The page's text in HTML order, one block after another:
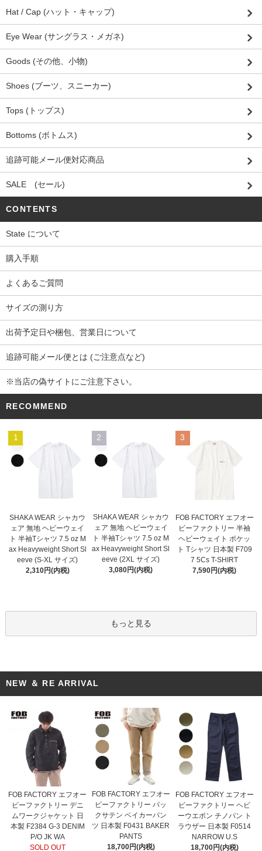
Hat / Cap (ハット・キャップ)
Eye Wear (サングラス・メガネ)
Goods (その他、小物)
Shoes (ブーツ、スニーカー)
Tops (トップス)
Bottoms (ボトムス)
追跡可能メール便対応商品
SALE (セール)
CONTENTS
State について
購入手順
よくあるご質問
サイズの測り方
出荷予定日や梱包、営業日について
追跡可能メール便とは (ご注意点など)
※当店の偽サイトにご注意下さい。
RECOMMEND
1
SHAKA WEAR シャカウ
ェア 無地 ヘビーウェイ
ト 半袖Tシャツ 7.5 oz M
ax Heavyweight Short Sl
eeve (S-XL サイズ)
2,310円(内税)
2
SHAKA WEAR シャカウ
ェア 無地 ヘビーウェイ
ト 半袖Tシャツ 7.5 oz M
ax Heavyweight Short Sl
eeve (2XL サイズ)
3,080円(内税)
3
FOB FACTORY エフオー
ビーファクトリー 半袖
ヘビーウェイト ポケッ
ト Tシャツ 日本製 F709
7 5Cs T-SHIRT
7,590円(内税)
もっと見る
NEW ＆ RE ARRIVAL
FOB FACTORY エフオー
ビーファクトリー デニ
ムワークジャケット 日
本製 F2384 G-3 DENIM
P/O JK WA
SOLD OUT
FOB FACTORY エフオー
ビーファクトリー バッ
クサテン ベイカーパン
ツ 日本製 F0431 BAKER
PANTS
18,700円(内税)
FOB FACTORY エフオー
ビーファクトリー ヘビ
ーウエポン チノパン ト
ラウザー 日本製 F0514
NARROW U.S
18,700円(内税)